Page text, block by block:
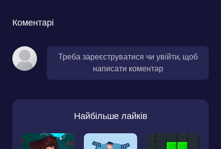
Коментарі
Треба зареєструватися чи увійти, щоб
написати коментар
Найбільше лайків